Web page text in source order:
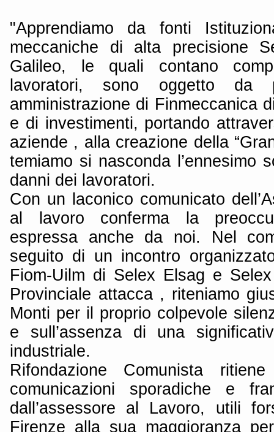
"Apprendiamo da fonti
meccaniche di alta precisione
Galileo, le quali contano
lavoratori, sono oggetto da
amministrazione di Finmeccanica
e di investimenti, portando
aziende , alla creazione della
temiamo si nasconda l’ennesimo
danni dei lavoratori.
Con un laconico comunicato
al lavoro conferma la
espressa anche da noi. Nel
seguito di un incontro
Fiom-Uilm di Selex Elsag e Selex
Provinciale attacca , riteniamo
Monti per il proprio colpevole
e sull’assenza di una
industriale.
Rifondazione Comunista
comunicazioni sporadiche e
dall’assessore al Lavoro, utili
Firenze alla sua maggioranza